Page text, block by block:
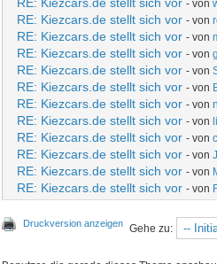
- von
RE: Kiezcars.de stellt sich vor - von
RE: Kiezcars.de stellt sich vor - von
RE: Kiezcars.de stellt sich vor - von
RE: Kiezcars.de stellt sich vor - von
RE: Kiezcars.de stellt sich vor - von
RE: Kiezcars.de stellt sich vor - von
RE: Kiezcars.de stellt sich vor - von
RE: Kiezcars.de stellt sich vor - von
RE: Kiezcars.de stellt sich vor - von
RE: Kiezcars.de stellt sich vor - von
RE: Kiezcars.de stellt sich vor - von
Druckversion anzeigen Gehe zu: